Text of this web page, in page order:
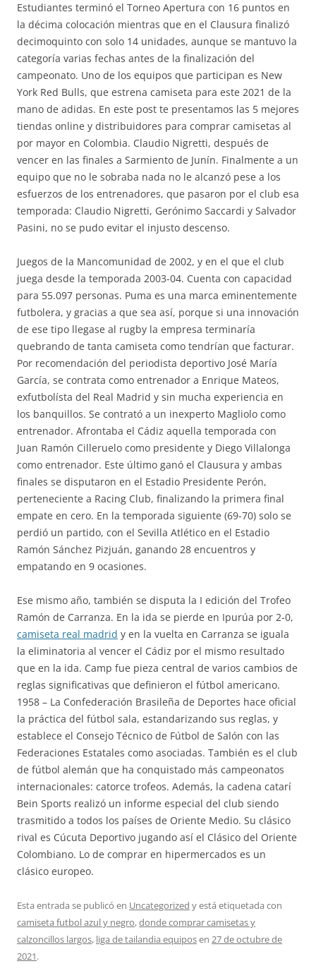
Estudiantes terminó el Torneo Apertura con 16 puntos en
la décima colocación mientras que en el Clausura finalizó
decimoquinto con solo 14 unidades, aunque se mantuvo la
categoría varias fechas antes de la finalización del
campeonato. Uno de los equipos que participan es New
York Red Bulls, que estrena camiseta para este 2021 de la
mano de adidas. En este post te presentamos las 5 mejores
tiendas online y distribuidores para comprar camisetas al
por mayor en Colombia. Claudio Nigretti, después de
vencer en las finales a Sarmiento de Junín. Finalmente a un
equipo que no le sobraba nada no le alcanzó pese a los
esfuerzos de los entrenadores, que pasaron por el club esa
temporada: Claudio Nigretti, Gerónimo Saccardi y Salvador
Pasini, no se pudo evitar el injusto descenso.
Juegos de la Mancomunidad de 2002, y en el que el club
juega desde la temporada 2003-04. Cuenta con capacidad
para 55.097 personas. Puma es una marca eminentemente
futbolera, y gracias a que sea así, porque si una innovación
de ese tipo llegase al rugby la empresa terminaría
quebrando de tanta camiseta como tendrían que facturar.
Por recomendación del periodista deportivo José María
García, se contrata como entrenador a Enrique Mateos,
exfutbolísta del Real Madrid y sin mucha experiencia en
los banquillos. Se contrató a un inexperto Magliolo como
entrenador. Afrontaba el Cádiz aquella temporada con
Juan Ramón Cilleruelo como presidente y Diego Villalonga
como entrenador. Este último ganó el Clausura y ambas
finales se disputaron en el Estadio Presidente Perón,
perteneciente a Racing Club, finalizando la primera final
empate en cero. En la temporada siguiente (69-70) solo se
perdió un partido, con el Sevilla Atlético en el Estadio
Ramón Sánchez Pizjuán, ganando 28 encuentros y
empatando en 9 ocasiones.
Ese mismo año, también se disputa la I edición del Trofeo
Ramón de Carranza. En la ida se pierde en Ipurúa por 2-0,
camiseta real madrid y en la vuelta en Carranza se iguala
la eliminatoria al vencer el Cádiz por el mismo resultado
que en la ida. Camp fue pieza central de varios cambios de
reglas significativas que definieron el fútbol americano.
1958 – La Confederación Brasileña de Deportes hace oficial
la práctica del fútbol sala, estandarizando sus reglas, y
establece el Consejo Técnico de Fútbol de Salón con las
Federaciones Estatales como asociadas. También es el club
de fútbol alemán que ha conquistado más campeonatos
internacionales: catorce trofeos. Además, la cadena catarí
Bein Sports realizó un informe especial del club siendo
trasmitido a todos los países de Oriente Medio. Su clásico
rival es Cúcuta Deportivo jugando así el Clásico del Oriente
Colombiano. Lo de comprar en hipermercados es un
clásico europeo.
Esta entrada se publicó en Uncategorized y está etiquetada con
camiseta futbol azul y negro,donde comprar camisetas y
calzoncillos largos, liga de tailandia equiposen 27 de octubre de
2021.